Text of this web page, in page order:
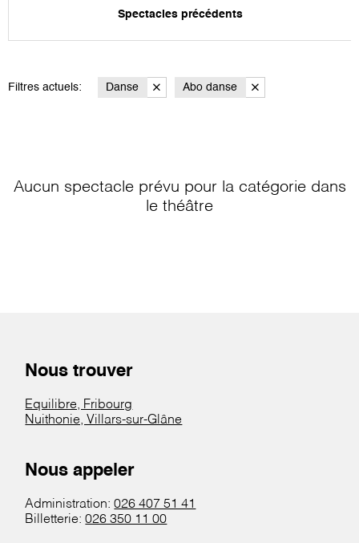
Spectacles précédents
Filtres actuels: Danse Abo danse
Aucun spectacle prévu pour la catégorie dans
le théâtre
Nous trouver
Equilibre, Fribourg
Nuithonie, Villars-sur-Glâne
Nous appeler
Administration:026 407 51 41
Billetterie:026 350 11 00